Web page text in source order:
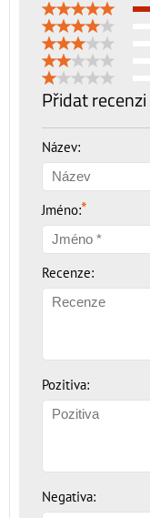
Přidat recenzi
Název:
Jméno:*
Recenze:
Pozitiva:
Negativa: